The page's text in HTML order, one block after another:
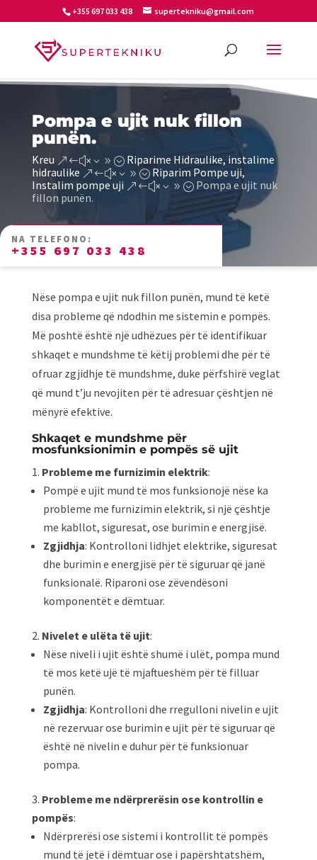
+355 697 033 438 supertekniku@gmail.com
Pompa e ujit nuk fillon
punën.
Kreu &#x39; Riparime Hidraulike, instalime
hidraulike &#x39; Riparim Pompe uji,
Instalim pompe uji &#x39; Pompa e ujit nuk
fillon punën.
NA TELEFONO:
+355 697 033 438
Nëse pompa e ujit nuk fillon punën, mund të ketë
disa probleme që ndodhin me sistemin e pompës.
Më poshtë është një udhëzues për të identifikuar
shkaqet e mundshme të këtij problemi dhe për të
ofruar zgjidhje të mundshme, duke përfshirë veglat
që mund t’ju nevojiten për të adresuar çështjen në
mënyrë efektive.
Shkaqet e mundshme për
mosfunksionimin e pompës së ujit
Probleme me furnizimin elektrik:
Pompë e ujit mund të mos funksionojë nëse ka
probleme me furnizimin elektrik, si një çështje
me kabllot, siguresat, ose burimin e energjisë.
Zgjidhja: Kontrolloni lidhjet elektrike, siguresat
dhe burimin e energjisë për të siguruar që janë
funksionalë. Riparoni ose zëvendësoni
komponentët e dëmtuar.
Nivelet e ulëta të ujit:
Nëse niveli i ujit është shumë i ulët, pompa mund
të mos ketë ujë të mjaftueshëm për të filluar
punën.
Zgjidhja: Kontrolloni dhe rregulloni nivelin e ujit
në rezervuar ose burimin e ujit për të siguruar që
është në nivelin e duhur për të funksionuar
pompa.
Probleme me ndërprerësin ose kontrollin e
pompës:
Ndërprerësi ose sistemi i kontrollit të pompës
mund të jetë i dëmtuar ose i papërshtatshëm,